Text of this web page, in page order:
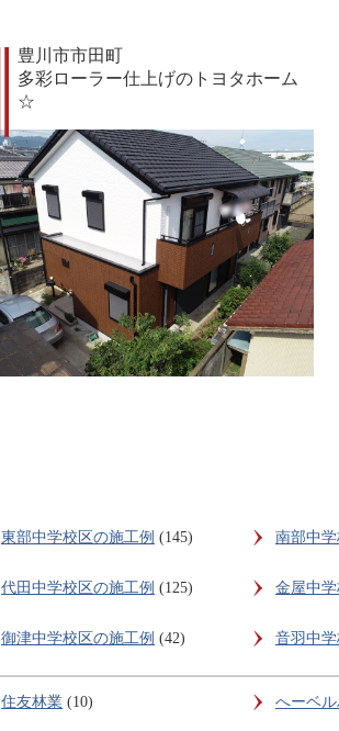
豊川市市田町
多彩ローラー仕上げのトヨタホーム
☆
東部中学校区の施工例 (145) 南部中
代田中学校区の施工例 (125) 金屋中
御津中学校区の施工例 (42) 音羽中
住友林業 (10) へーベル